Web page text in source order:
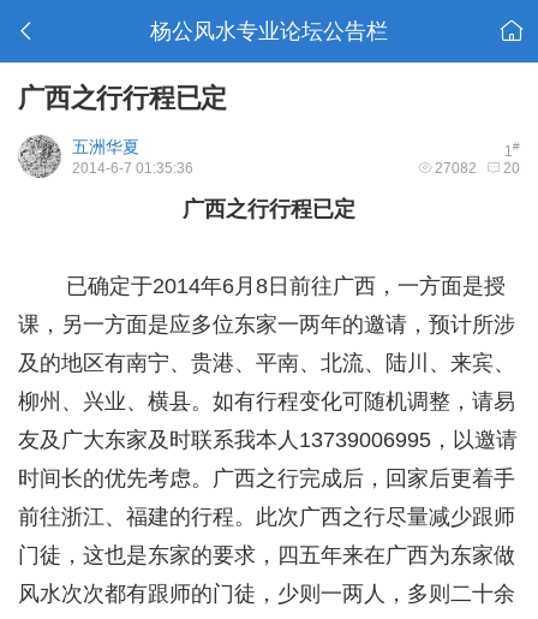
杨公风水专业论坛公告栏
广西之行行程已定
1#
五洲华夏
27082 20
2014-6-7 01:35:36
广西之行行程已定
已确定于2014年6月8日前往广西，一方面是授
课，另一方面是应多位东家一两年的邀请，预计所涉
及的地区有南宁、贵港、平南、北流、陆川、来宾、
柳州、兴业、横县。如有行程变化可随机调整，请易
友及广大东家及时联系我本人13739006995，以邀请
时间长的优先考虑。广西之行完成后，回家后更着手
前往浙江、福建的行程。此次广西之行尽量减少跟师
门徒，这也是东家的要求，四五年来在广西为东家做
风水次次都有跟师的门徒，少则一两人，多则二十余